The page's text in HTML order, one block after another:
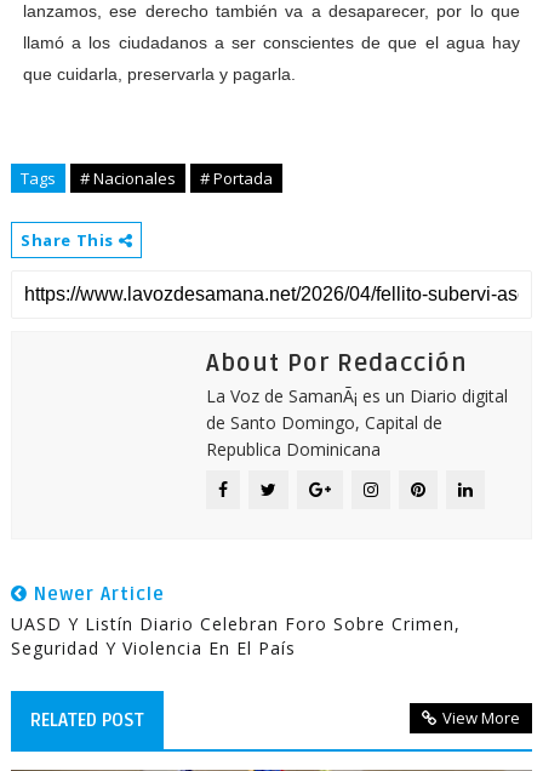
lanzamos, ese derecho también va a desaparecer, por lo que
llamó a los ciudadanos a ser conscientes de que el agua hay
que cuidarla, preservarla y pagarla.
Tags # Nacionales # Portada
Share This
About Por Redacción
La Voz de SamanÃ¡ es un Diario digital
de Santo Domingo, Capital de
Republica Dominicana
Newer Article
UASD Y Listín Diario Celebran Foro Sobre Crimen,
Seguridad Y Violencia En El País
RELATED POST View More